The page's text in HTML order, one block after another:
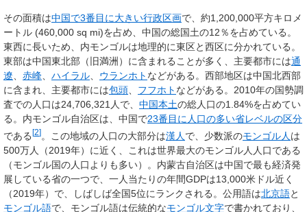
その面積は中国で3番目に大きい行政区画で、約1,200,000平方キロメ
ートル (460,000 sq mi)を占め、中国の総国土の12％を占めている。
東西に長いため、内モンゴルは地理的に東区と西区に分かれている。
東部は中国東北部（旧満洲）に含まれることが多く、主要都市には通
遼、 赤峰、 ハイラル、 ウランホト などがある。西部地区は中国北西部
に含まれ、主要都市には包頭、 フフホト などがある。2010年の国勢調
査での人口は24,706,321人で、 中国本土の総人口の1.84%を占めてい
る。内モンゴル自治区は、中国で23番目に人口の多い省レベルの区分
である [2] 。この地域の人口の大部分は漢人 で、少数派のモンゴル人 は
500万人（2019年）に近く、これは世界最大のモンゴル人人口である
（モンゴル国の人口よりも多い）。内蒙古自治区は中国で最も経済発
展している省の一つで、一人当たりの年間GDPは13,000米ドル近く
（2019年）で、しばしば全国5位にランクされる。公用語は北京語と
モンゴル語で、モンゴル語は伝統的なモンゴル文字で書かれており、